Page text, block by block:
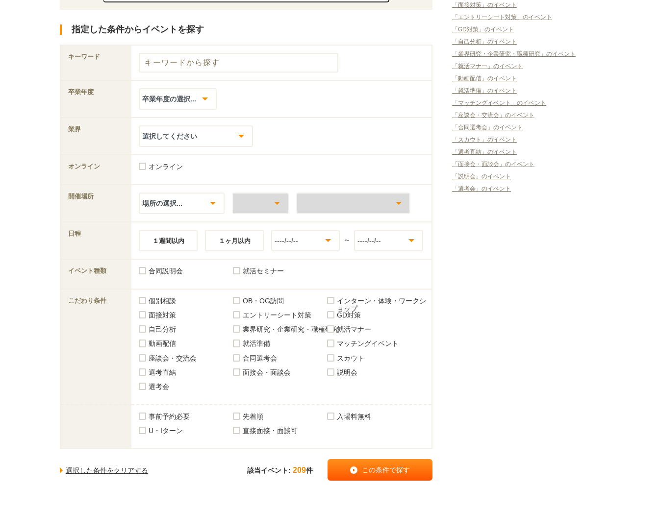
指定した条件からイベントを探す
キーワード
卒業年度
業界
オンライン オンライン
開催場所
日程
１週間以内
１ヶ月以内 ~
イベント種類 合同説明会 就活セミナー
こだわり条件 個別相談 OB・OG訪問
インターン・体験・ワークシ
ョップ
面接対策
エントリーシート対策
GD対策
自己分析
業界研究・企業研究・職種研究就活マナー
動画配信
就活準備
マッチングイベント
座談会・交流会
合同選考会
スカウト
選考直結
面接会・面談会
説明会
選考会
事前予約必要 先着順
入場料無料
U・Iターン
直接面接・面談可
該当イベント: 209件
「面接対策」のイベント
「エントリーシート対策」のイベント
「GD対策」のイベント
「自己分析」のイベント
「業界研究・企業研究・職種研究」のイベント
「就活マナー」のイベント
「動画配信」のイベント
「就活準備」のイベント
「マッチングイベント」のイベント
「座談会・交流会」のイベント
「合同選考会」のイベント
「スカウト」のイベント
「選考直結」のイベント
「面接会・面談会」のイベント
「説明会」のイベント
「選考会」のイベント